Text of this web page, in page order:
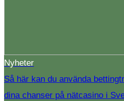
Nyheter
Så här kan du använda
dina chanser på nätcasino i